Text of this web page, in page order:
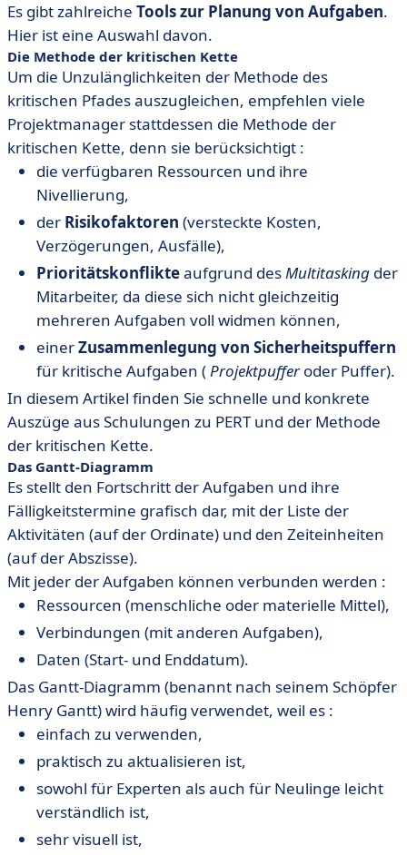
Es gibt zahlreiche Tools zur Planung von Aufgaben.
Hier ist eine Auswahl davon.
Die Methode der kritischen Kette
Um die Unzulänglichkeiten der Methode des
kritischen Pfades auszugleichen, empfehlen viele
Projektmanager stattdessen die Methode der
kritischen Kette, denn sie berücksichtigt :
die verfügbaren Ressourcen und ihre
Nivellierung,
der Risikofaktoren (versteckte Kosten,
Verzögerungen, Ausfälle),
Prioritätskonflikteaufgrund desMultitasking der
Mitarbeiter, da diese sich nicht gleichzeitig
mehreren Aufgaben voll widmen können,
einerZusammenlegung von Sicherheitspuffern
für kritische Aufgaben (Projektpufferoder Puffer).
In diesem Artikel finden Sie schnelle und konkrete
Auszüge aus Schulungen zu PERT und der Methode
der kritischen Kette.
Das Gantt-Diagramm
Es stellt den Fortschritt der Aufgaben und ihre
Fälligkeitstermine grafisch dar, mit der Liste der
Aktivitäten (auf der Ordinate) und den Zeiteinheiten
(auf der Abszisse).
Mit jeder der Aufgaben können verbunden werden :
Ressourcen (menschliche oder materielle Mittel),
Verbindungen (mit anderen Aufgaben),
Daten (Start- und Enddatum).
Das Gantt-Diagramm (benannt nach seinem Schöpfer
Henry Gantt) wird häufig verwendet, weil es :
einfach zu verwenden,
praktisch zu aktualisieren ist,
sowohl für Experten als auch für Neulinge leicht
verständlich ist,
sehr visuell ist,